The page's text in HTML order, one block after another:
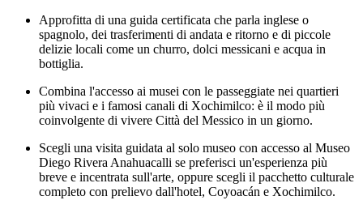
Approfitta di una guida certificata che parla inglese o
spagnolo, dei trasferimenti di andata e ritorno e di piccole
delizie locali come un churro, dolci messicani e acqua in
bottiglia.
Combina l'accesso ai musei con le passeggiate nei quartieri
più vivaci e i famosi canali di Xochimilco: è il modo più
coinvolgente di vivere Città del Messico in un giorno.
Scegli una visita guidata al solo museo con accesso al Museo
Diego Rivera Anahuacalli se preferisci un'esperienza più
breve e incentrata sull'arte, oppure scegli il pacchetto culturale
completo con prelievo dall'hotel, Coyoacán e Xochimilco.